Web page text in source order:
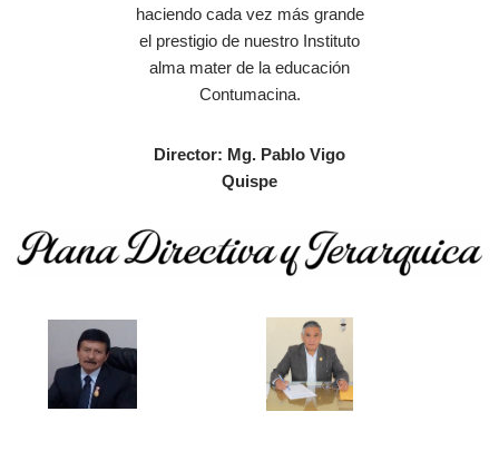
haciendo cada vez más grande
el prestigio de nuestro Instituto
alma mater de la educación
Contumacina.
Director: Mg. Pablo Vigo
Quispe